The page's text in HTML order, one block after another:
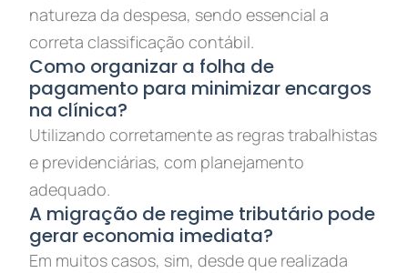
natureza da despesa, sendo essencial a
correta classificação contábil.
Como organizar a folha de
pagamento para minimizar encargos
na clínica?
Utilizando corretamente as regras trabalhistas
e previdenciárias, com planejamento
adequado.
A migração de regime tributário pode
gerar economia imediata?
Em muitos casos, sim, desde que realizada